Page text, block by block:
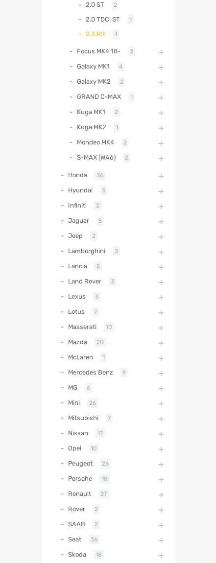
2.0 ST 2
2.0 TDCi ST 1
2.3 RS 4
Focus MK4 18- 3
Galaxy MK1 4
Galaxy MK2 2
GRAND C-MAX 1
Kuga MK1 2
Kuga MK2 1
Mondeo MK4 2
S-MAX (WA6) 2
Honda 36
Hyundai 3
Infiniti 2
Jaguar 5
Jeep 2
Lamborghini 3
Lancia 5
Land Rover 3
Lexus 3
Lotus 7
Masserati 10
Mazda 28
McLaren 1
Mercedes Benz 9
MG 6
Mini 26
Mitsubishi 7
Nissan 17
Opel 10
Peugeot 26
Porsche 18
Renault 27
Rover 2
SAAB 2
Seat 36
Skoda 18